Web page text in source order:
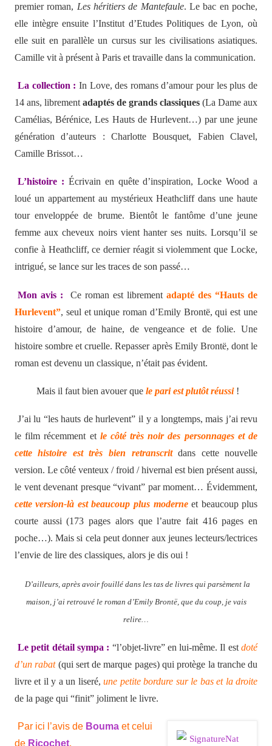
premier roman, Les héritiers de Mantefaule. Le bac en poche,
elle intègre ensuite l’Institut d’Etudes Politiques de Lyon, où
elle suit en parallèle un cursus sur les civilisations asiatiques.
Camille vit à présent à Paris et travaille dans la communication.
La collection : In Love, des romans d’amour pour les plus de
14 ans, librement adaptés de grands classiques (La Dame aux
Camélias, Bérénice, Les Hauts de Hurlevent…) par une jeune
génération d’auteurs : Charlotte Bousquet, Fabien Clavel,
Camille Brissot…
L’histoire : Écrivain en quête d’inspiration, Locke Wood a
loué un appartement au mystérieux Heathcliff dans une haute
tour enveloppée de brume. Bientôt le fantôme d’une jeune
femme aux cheveux noirs vient hanter ses nuits. Lorsqu’il se
confie à Heathcliff, ce dernier réagit si violemment que Locke,
intrigué, se lance sur les traces de son passé…
Mon avis : Ce roman est librementadapté des “Hauts de
Hurlevent”, seul et unique roman d’Emily Brontë, qui est une
histoire d’amour, de haine, de vengeance et de folie. Une
histoire sombre et cruelle. Repasser après Emily Brontë, dont le
roman est devenu un classique, n’était pas évident.
Mais il faut bien avouer que le pari est plutôt réussi !
J’ai lu “les hauts de hurlevent” il y a longtemps, mais j’ai revu
le film récemment et le côté très noir des personnages et de
cette histoire est très bien retranscritdans cette nouvelle
version. Le côté venteux / froid / hivernal est bien présent aussi,
le vent devenant presque “vivant” par moment… Évidemment,
cette version-là est beaucoup plus moderneet beaucoup plus
courte aussi (173 pages alors que l’autre fait 416 pages en
poche…). Mais si cela peut donner aux jeunes lecteurs/lectrices
l’envie de lire des classiques, alors je dis oui !
D’ailleurs, après avoir fouillé dans les tas de livres qui parsèment la
maison, j’ai retrouvé le roman d’Emily Brontë, que du coup, je vais
relire…
Le petit détail sympa : “l’objet-livre” en lui-même. Il estdoté
d’un rabat(qui sert de marque pages) qui protège la tranche du
livre et il y a un liseré,une petite bordure sur le bas et la droite
de la page qui “finit” joliment le livre.
Par ici l’avis de Boumaet celui
de Ricochet.